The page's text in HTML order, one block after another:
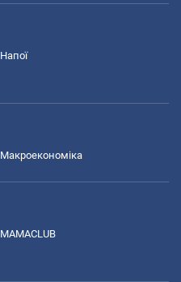
Напої
Макроекономіка
MAMACLUB